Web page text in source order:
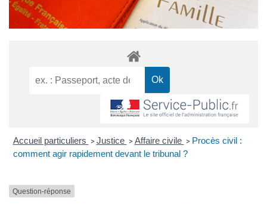
Accueil particuliers > Justice > Affaire civile > Procès civil :
comment agir rapidement devant le tribunal ?
Question-réponse